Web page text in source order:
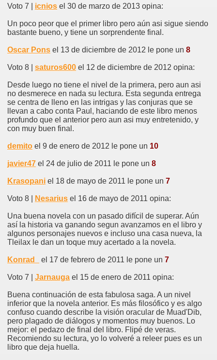
Voto 7 | icnios el 30 de marzo de 2013 opina:
Un poco peor que el primer libro pero aún asi sigue siendo
bastante bueno, y tiene un sorprendente final.
Oscar Pons el 13 de diciembre de 2012 le pone un 8
Voto 8 | saturos600 el 12 de diciembre de 2012 opina:
Desde luego no tiene el nivel de la primera, pero aun asi
no desmerece en nada su lectura. Esta segunda entrega
se centra de lleno en las intrigas y las conjuras que se
llevan a cabo conta Paul, haciando de este libro menos
profundo que el anterior pero aun asi muy entretenido, y
con muy buen final.
demito el 9 de enero de 2012 le pone un 10
javier47 el 24 de julio de 2011 le pone un 8
Krasopani el 18 de mayo de 2011 le pone un 7
Voto 8 | Nesarius el 16 de mayo de 2011 opina:
Una buena novela con un pasado difícil de superar. Aún
así la historia va ganando segun avanzamos en el libro y
algunos personajes nuevos e incluso una casa nueva, la
Tleilax le dan un toque muy acertado a la novela.
Konrad_ el 17 de febrero de 2011 le pone un 7
Voto 7 | Jarnauga el 15 de enero de 2011 opina:
Buena continuación de esta fabulosa saga. A un nivel
inferior que la novela anterior. Es más filosófico y es algo
confuso cuando describe la visión oracular de Muad'Dib,
pero plagado de diálogos y momentos muy buenos. Lo
mejor: el pedazo de final del libro. Flipé de veras.
Recomiendo su lectura, yo lo volveré a releer pues es un
libro que deja huella.